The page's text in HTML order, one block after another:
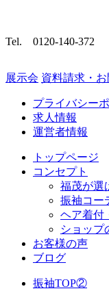
Tel. 0120-140-372
展示会 資料請求・
プライバシー
求人情報
運営者情報
トップページ
コンセプト
福茂が選
振袖コー
ヘア着付
ショップ
お客様の声
ブログ
振袖TOP②